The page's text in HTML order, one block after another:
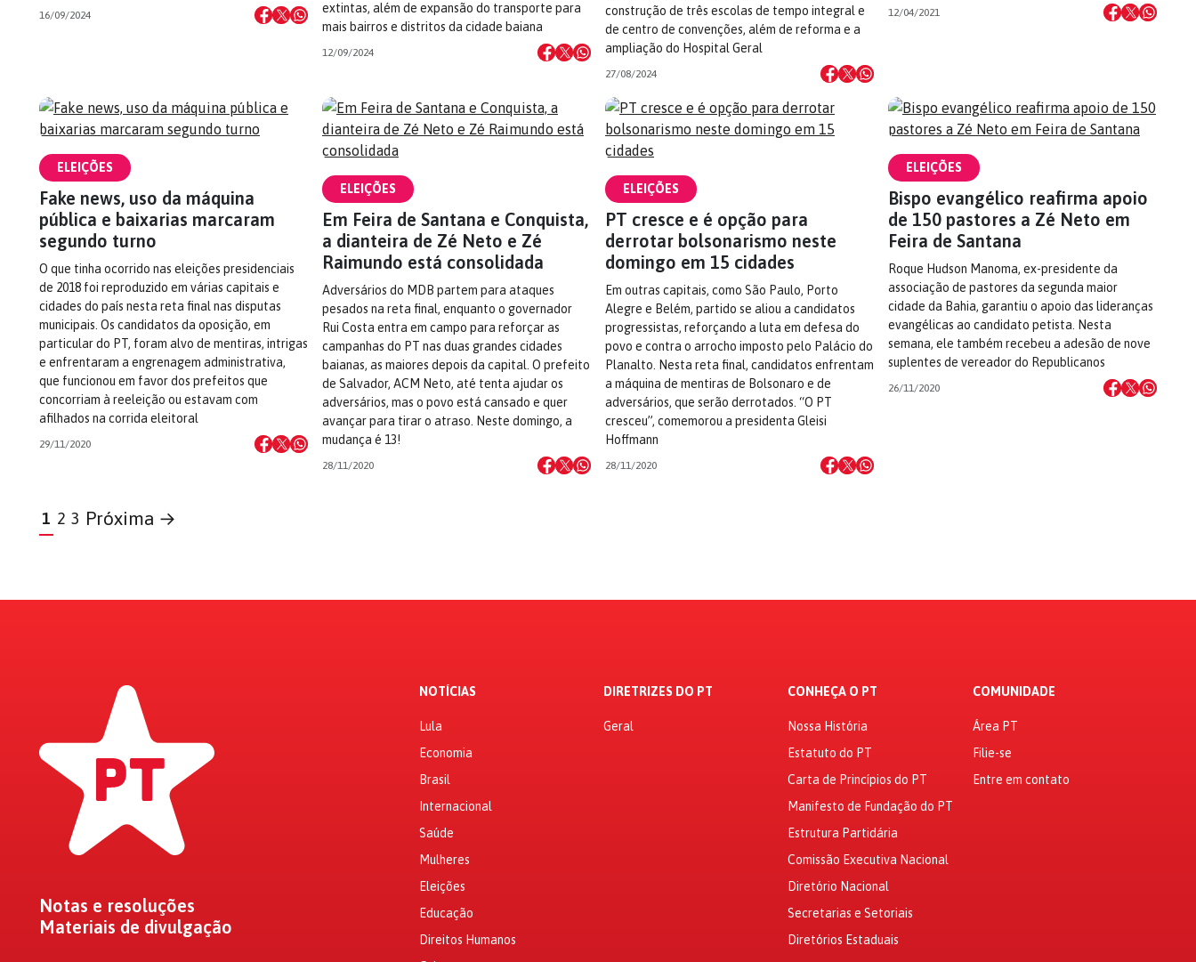
16/09/2024
extintas, além de expansão do transporte para
mais bairros e distritos da cidade baiana
12/09/2024
construção de três escolas de tempo integral e
de centro de convenções, além de reforma e a
ampliação do Hospital Geral
27/08/2024
12/04/2021
ELEIÇÕES
Fake news, uso da máquina
pública e baixarias marcaram
segundo turno
O que tinha ocorrido nas eleições presidenciais
de 2018 foi reproduzido em várias capitais e
cidades do país nesta reta final nas disputas
municipais. Os candidatos da oposição, em
particular do PT, foram alvo de mentiras, intrigas
e enfrentaram a engrenagem administrativa,
que funcionou em favor dos prefeitos que
concorriam à reeleição ou estavam com
afilhados na corrida eleitoral
29/11/2020
ELEIÇÕES
Em Feira de Santana e Conquista,
a dianteira de Zé Neto e Zé
Raimundo está consolidada
Adversários do MDB partem para ataques
pesados na reta final, enquanto o governador
Rui Costa entra em campo para reforçar as
campanhas do PT nas duas grandes cidades
baianas, as maiores depois da capital. O prefeito
de Salvador, ACM Neto, até tenta ajudar os
adversários, mas o povo está cansado e quer
avançar para tirar o atraso. Neste domingo, a
mudança é 13!
28/11/2020
ELEIÇÕES
PT cresce e é opção para
derrotar bolsonarismo neste
domingo em 15 cidades
Em outras capitais, como São Paulo, Porto
Alegre e Belém, partido se aliou a candidatos
progressistas, reforçando a luta em defesa do
povo e contra o arrocho imposto pelo Palácio do
Planalto. Nesta reta final, candidatos enfrentam
a máquina de mentiras de Bolsonaro e de
adversários, que serão derrotados. “O PT
cresceu”, comemorou a presidenta Gleisi
Hoffmann
28/11/2020
ELEIÇÕES
Bispo evangélico reafirma apoio
de 150 pastores a Zé Neto em
Feira de Santana
Roque Hudson Manoma, ex-presidente da
associação de pastores da segunda maior
cidade da Bahia, garantiu o apoio das lideranças
evangélicas ao candidato petista. Nesta
semana, ele também recebeu a adesão de nove
suplentes de vereador do Republicanos
26/11/2020
1 2 3 Próxima →
Notas e resoluções
Materiais de divulgação
NOTÍCIAS
Lula
Economia
Brasil
Internacional
Saúde
Mulheres
Eleições
Educação
Direitos Humanos
DIRETRIZES DO PT
Geral
CONHEÇA O PT
Nossa História
Estatuto do PT
Carta de Princípios do PT
Manifesto de Fundação do PT
Estrutura Partidária
Comissão Executiva Nacional
Diretório Nacional
Secretarias e Setoriais
Diretórios Estaduais
COMUNIDADE
Área PT
Filie-se
Entre em contato